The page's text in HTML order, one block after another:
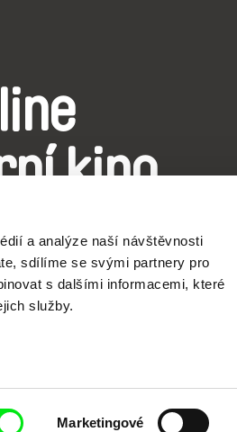
a analýze naší návštěvnosti
sdílíme se svými partnery pro
s dalšími informacemi, které
služby.
Marketingové
kino
filmy